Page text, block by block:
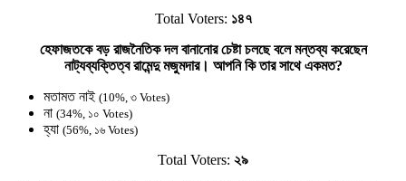
Total Voters: ১৪৭
হেফাজতকে বড় রাজনৈতিক দল বানানোর চেষ্টা চলছে বলে মন্তব্য করেছেন
নাট্যব্যক্তিত্ব রামেন্দু মজুমদার। আপনি কি তার সাথে একমত?
মতামত নাই (10%, ৩ Votes)
না (34%, ১০ Votes)
হ্যা (56%, ১৬ Votes)
Total Voters: ২৯